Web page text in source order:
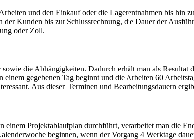
und den Einkauf oder die Lagerentnahmen bis hin
der Kunden bis zur Schlussrechnung, die Dauer der
oder Zoll.
die Abhängigkeiten. Dadurch erhält man als
gegebenen Tag beginnt und die Arbeiten 60
Aus diesen Terminen und Bearbeitungsdauern
Projektablaufplan durchführt, verarbeitet man die
beginnen, wenn der Vorgang 4 Werktage